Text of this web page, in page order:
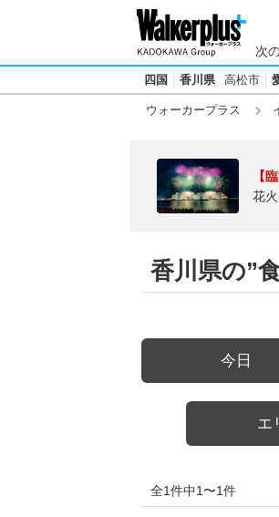
次
四国 香川県 高松市
ウォーカープラス
【
花
香川県の”
今日
エ
全1件中1〜1件